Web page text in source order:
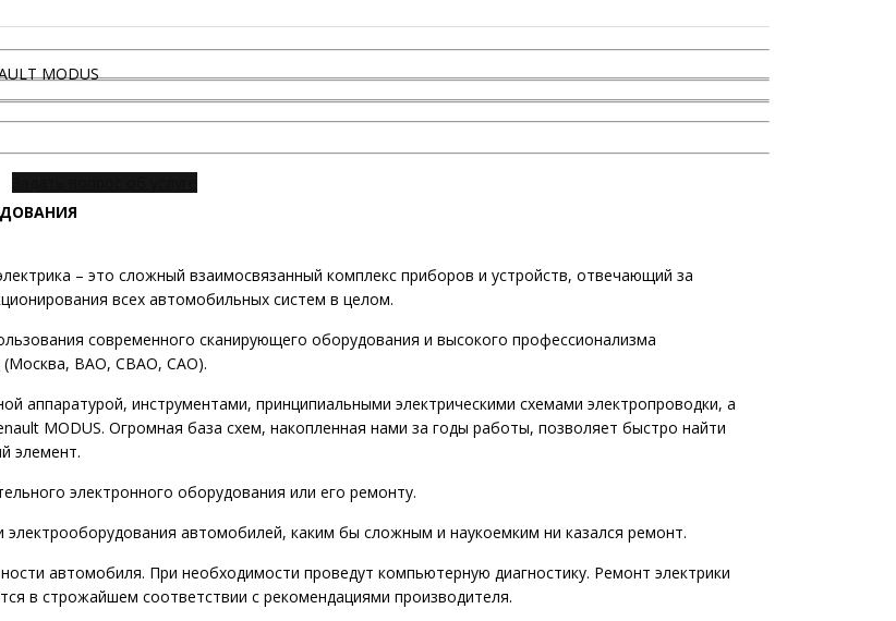
MODUS
– это сложный взаимосвязанный комплекс приборов и устройств, отвечающий за
всех автомобильных систем в целом.
современного сканирующего оборудования и высокого профессионализма
(Москва, ВАО, СВАО, САО).
аппаратурой, инструментами, принципиальными электрическими схемами электропроводки, а
MODUS. Огромная база схем, накопленная нами за годы работы, позволяет быстро найти
элемент.
электронного оборудования или его ремонту.
автомобилей, каким бы сложным и наукоемким ни казался ремонт.
автомобиля. При необходимости проведут компьютерную диагностику. Ремонт электрики
в строжайшем соответствии с рекомендациями производителя.